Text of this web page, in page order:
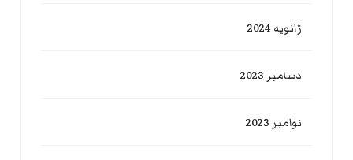
ژانویه 2024
دسامبر 2023
نوامبر 2023